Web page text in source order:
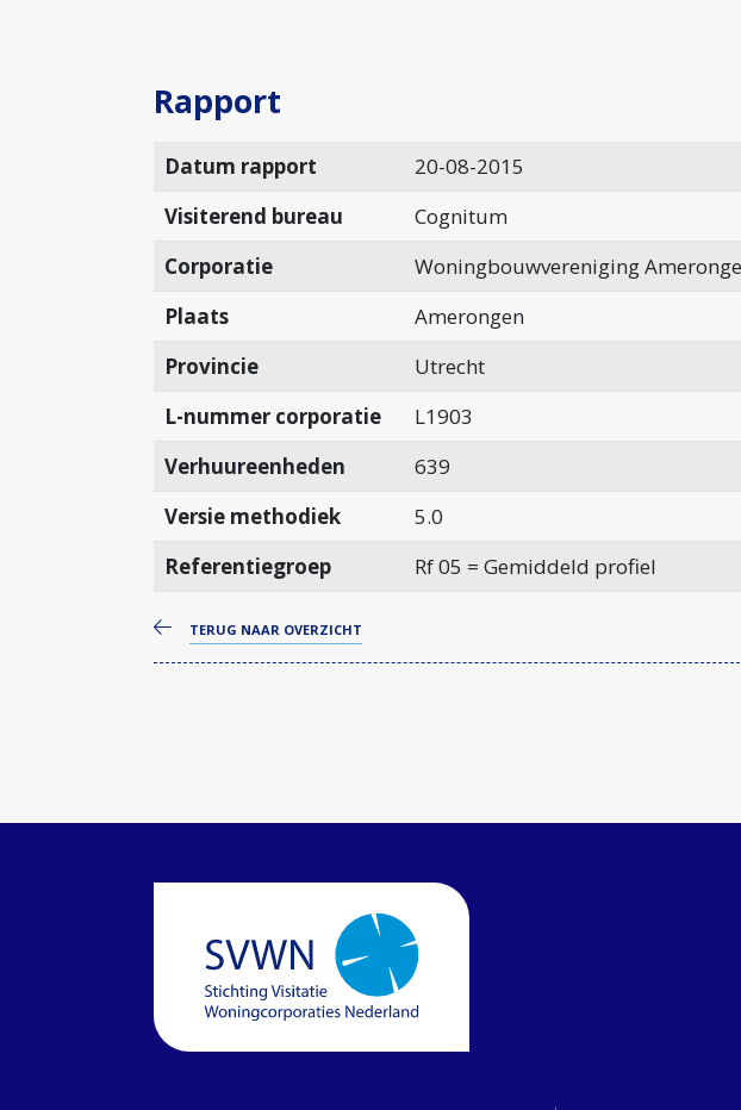
Rapport
Datum rapport
20-08-2015
Visiterend bureau
Cognitum
Corporatie
Woningbouwvereniging
Plaats
Amerongen
Provincie
Utrecht
L-nummer corporatie
L1903
Verhuureenheden
639
Versie methodiek
5.0
Referentiegroep
Rf 05 = Gemiddeld profiel
TERUG NAAR OVERZICHT